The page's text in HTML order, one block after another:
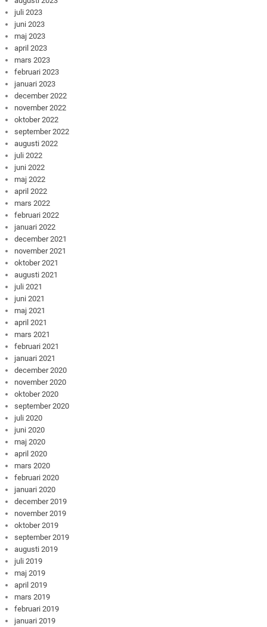
juli 2023
juni 2023
maj 2023
april 2023
mars 2023
februari 2023
januari 2023
december 2022
november 2022
oktober 2022
september 2022
augusti 2022
juli 2022
juni 2022
maj 2022
april 2022
mars 2022
februari 2022
januari 2022
december 2021
november 2021
oktober 2021
augusti 2021
juli 2021
juni 2021
maj 2021
april 2021
mars 2021
februari 2021
januari 2021
december 2020
november 2020
oktober 2020
september 2020
juli 2020
juni 2020
maj 2020
april 2020
mars 2020
februari 2020
januari 2020
december 2019
november 2019
oktober 2019
september 2019
augusti 2019
juli 2019
maj 2019
april 2019
mars 2019
februari 2019
januari 2019